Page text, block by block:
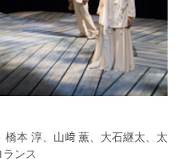
橋本 淳、山﨑 薫、大石継太、太
ランス